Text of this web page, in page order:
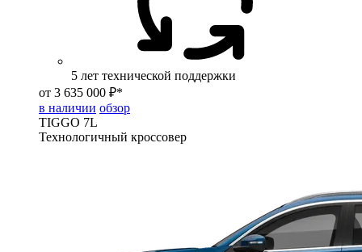
5 лет технической поддержки
от 3 635 000 ₽*
в наличии обзор
TIGGO 7L
Технологичный кроссовер